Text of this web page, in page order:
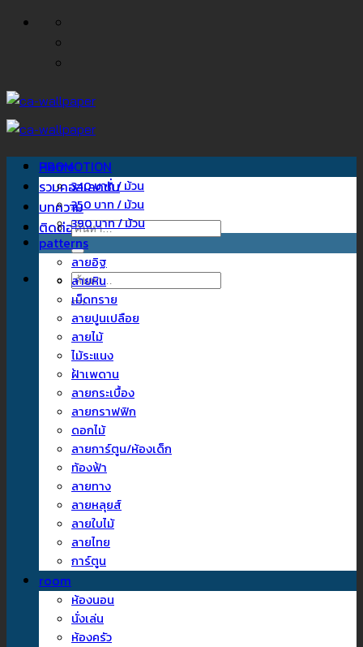
ข้าม
Home
รวมคอลเลคชั่น
บทความ
ติดต่อเรา
ค้นหา:
ค้นหา:
PROMOTION
340 บาท / ม้วน
350 บาท / ม้วน
390 บาท / ม้วน
patterns
ลายอิฐ
ลายหิน
เม็ดทราย
ลายปูนเปลือย
ลายไม้
ไม้ระแนง
ฝ้าเพดาน
ลายกระเบื้อง
ลายกราฟฟิก
ดอกไม้
ลายการ์ตูน/ห้องเด็ก
ท้องฟ้า
ลายทาง
ลายหลุยส์
ลายใบไม้
ลายไทย
การ์ตูน
room
ห้องนอน
นั่งเล่น
ห้องครัว